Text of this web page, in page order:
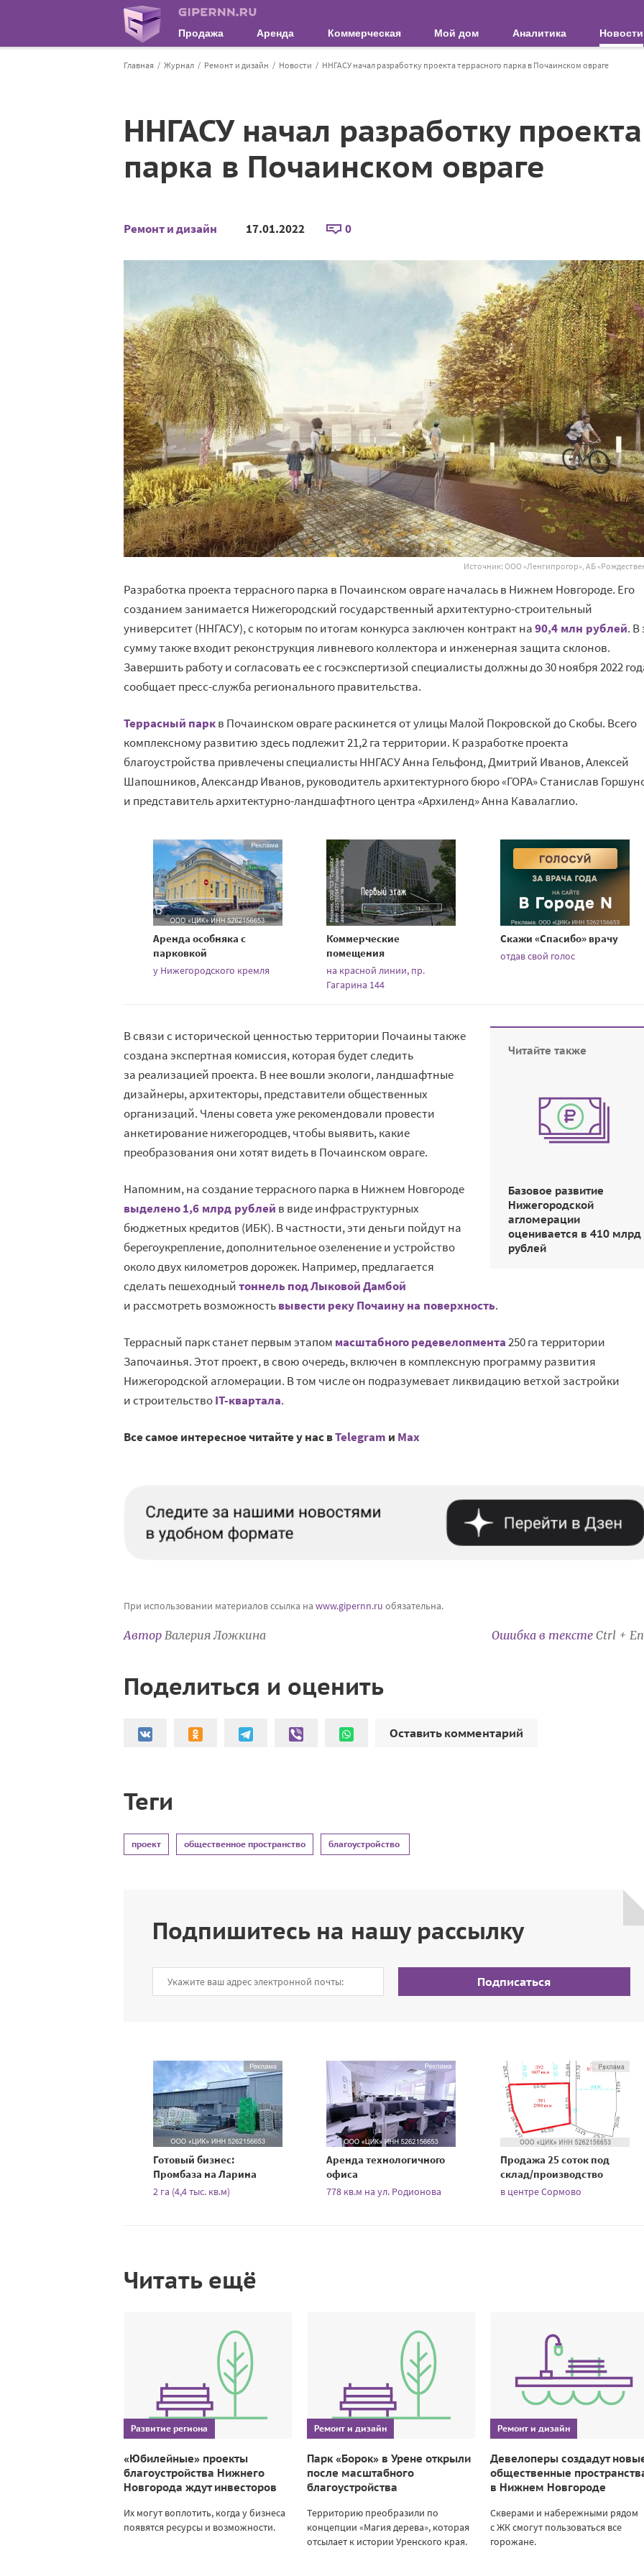
Продажа Аренда Коммерческая Мой дом Аналитика Новости
Главная Журнал Ремонт и дизайн Новости ННГАСУ начал разработку проекта террасного парка в Почаинском овраге
ННГАСУ начал разработку
парка в Почаинском овраге
Ремонт и дизайн 17.01.2022 0
Источник: ООО «Ленгипрогор», АБ
Разработка проекта террасного парка в Почаинском овраге началась в Нижнем Новгороде. Его
созданием занимается Нижегородский государственный архитектурно-строительный
университет (ННГАСУ), с которым по итогам конкурса заключен контракт на90,4 млн рублей. В
сумму также входит реконструкция ливневого коллектора и инженерная защита склонов.
Завершить работу и согласовать ее с госэкспертизой специалисты должны до 30 ноября 2022
сообщает пресс-служба регионального правительства.
Террасный паркв Почаинском овраге раскинется от улицы Малой Покровской до Скобы. Всего
комплексному развитию здесь подлежит 21,2 га территории. К разработке проекта
благоустройства привлечены специалисты ННГАСУ Анна Гельфонд, Дмитрий Иванов, Алексей
Шапошников, Александр Иванов, руководитель архитектурного бюро «ГОРА» Станислав
и представитель архитектурно-ландшафтного центра «Архиленд» Анна Кавалаглио.
Аренда особняка с
парковкой
у Нижегородского кремля
Коммерческие
помещения
на красной линии, пр.
Гагарина 144
Скажи «Спасибо» врачу
отдав свой голос
Читайте также
Базовое развитие
Нижегородской
агломерации
оценивается в 410 млрд
рублей
В связи с исторической ценностью территории Почаины также
создана экспертная комиссия, которая будет следить
за реализацией проекта. В нее вошли экологи, ландшафтные
дизайнеры, архитекторы, представители общественных
организаций. Члены совета уже рекомендовали провести
анкетирование нижегородцев, чтобы выявить, какие
преобразования они хотят видеть в Почаинском овраге.
Напомним, на создание террасного парка в Нижнем Новгороде
выделено 1,6 млрд рублей в виде инфраструктурных
бюджетных кредитов (ИБК). В частности, эти деньги пойдут на
берегоукрепление, дополнительное озеленение и устройство
около двух километров дорожек. Например, предлагается
сделать пешеходныйтоннель под Лыковой Дамбой
и рассмотреть возможностьвывести реку Почаину на поверхность.
Террасный парк станет первым этапом масштабного редевелопмента250 га территории
Започаинья. Этот проект, в свою очередь, включен в комплексную программу развития
Нижегородской агломерации. В том числе он подразумевает ликвидацию ветхой застройки
и строительствоIT-квартала.
Все самое интересное читайте у нас вTelegram и Mах
При использовании материалов ссылка на www.gipernn.ru обязательна.
Автор Валерия Ложкина Ошибка в тексте Ctrl +
Поделиться и оценить
Оставить комментарий
Теги
проект общественное пространство благоустройство
Подпишитесь на нашу рассылку
Подписаться
Готовый бизнес:
Промбаза на Ларина
2 га (4,4 тыс. кв.м)
Аренда технологичного
офиса
778 кв.м на ул. Родионова
Продажа 25 соток под
склад/производство
в центре Сормово
Читать ещё
Развитие региона
«Юбилейные» проекты
благоустройства Нижнего
Новгорода ждут инвесторов
Их могут воплотить, когда у бизнеса
появятся ресурсы и возможности.
Ремонт и дизайн
Парк «Борок» в Урене открыли
после масштабного
благоустройства
Территорию преобразили по
концепции «Магия дерева», которая
отсылает к истории Уренского края.
Ремонт и дизайн
Девелоперы создадут
общественные
в Нижнем Новгороде
Скверами и набережными рядом
с ЖК смогут пользоваться все
горожане.